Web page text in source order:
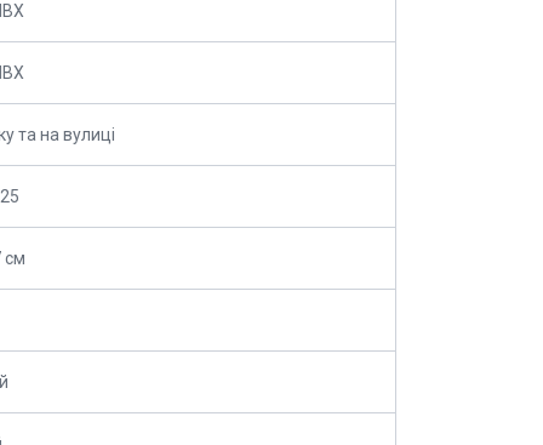
та на вулиці
см